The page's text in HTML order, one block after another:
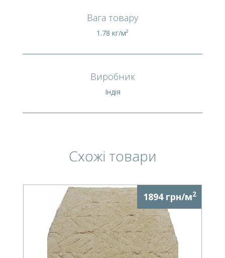
Вага товару
1.78 кг/м²
Виробник
Індія
Схожі товари
1894 грн/м2